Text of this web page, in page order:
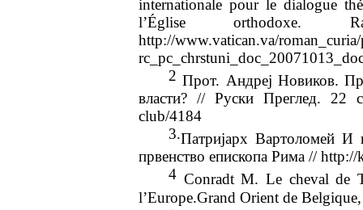
internationale pour le dialogue
l’Église orthodoxe.
http://www.vatican.va/
2 Прот. Андреј Новиков.
власти? // Руски Преглед. 22
club/4184
3.Патријарх Вартоломей И
првенство епископа Рима //
4 Conradt M. Le cheval de
l’Europe.Grand Orient de